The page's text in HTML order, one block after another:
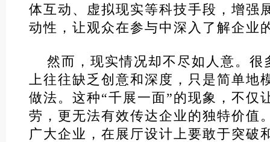
体互动、虚拟现实等科技手段，增强
动性，让观众在参与中深入了解企业
然而，现实情况却不尽如人意。很
上往往缺乏创意和深度，只是简单地
做法。这种“千展一面”的现象，不仅
劳，更无法有效传达企业的独特价值
广大企业，在展厅设计上要敢于突破